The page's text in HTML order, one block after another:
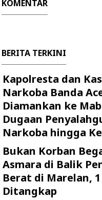
KOMENTAR
BERITA TERKINI
Kapolresta dan
Narkoba Banda
Diamankan ke
Dugaan
Narkoba hingga
Bukan Korban
Asmara di Balik
Berat di Marelan,
Ditangkap